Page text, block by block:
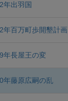
年出羽国
年百万町歩開墾計画
年長屋王の変
年藤原広嗣の乱